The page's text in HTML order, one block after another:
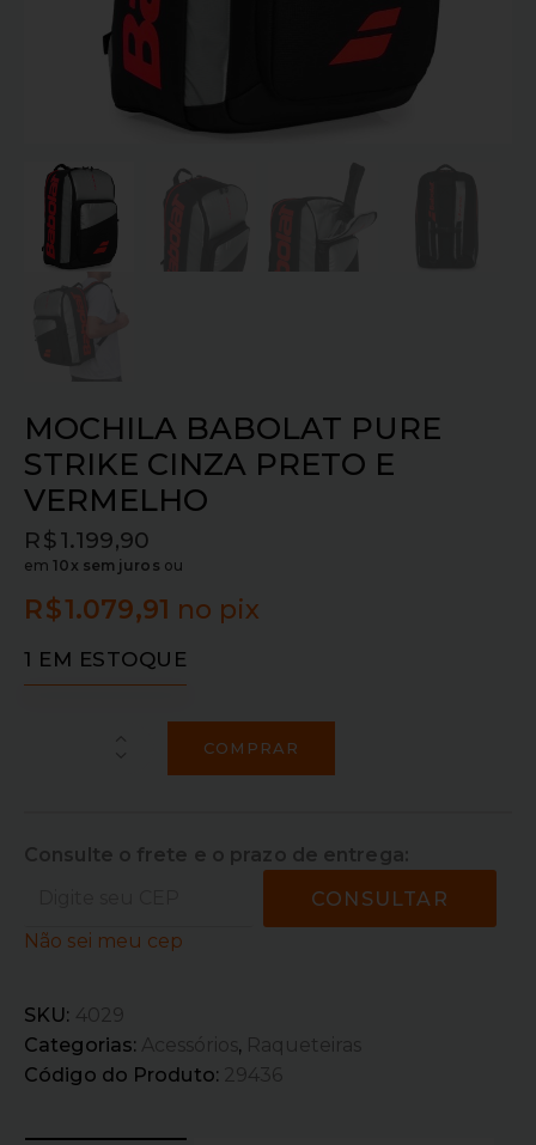
MOCHILA BABOLAT PURE
STRIKE CINZA PRETO E
VERMELHO
R$1.199,90
em10x sem juros ou
R$1.079,91 no pix
1 EM ESTOQUE
COMPRAR
Consulte o frete e o prazo de entrega:
CONSULTAR
Não sei meu cep
SKU: 4029
Categorias: Acessórios , Raqueteiras
Código do Produto: 29436